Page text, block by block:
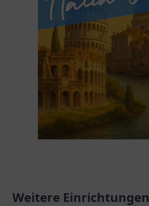
Weitere Einrichtungen